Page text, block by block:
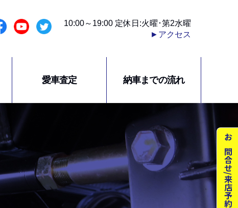
10:00～19:00 定休日:火曜･第2水曜
►アクセス
愛車査定 納車までの流れ
お問合せ/来店予約